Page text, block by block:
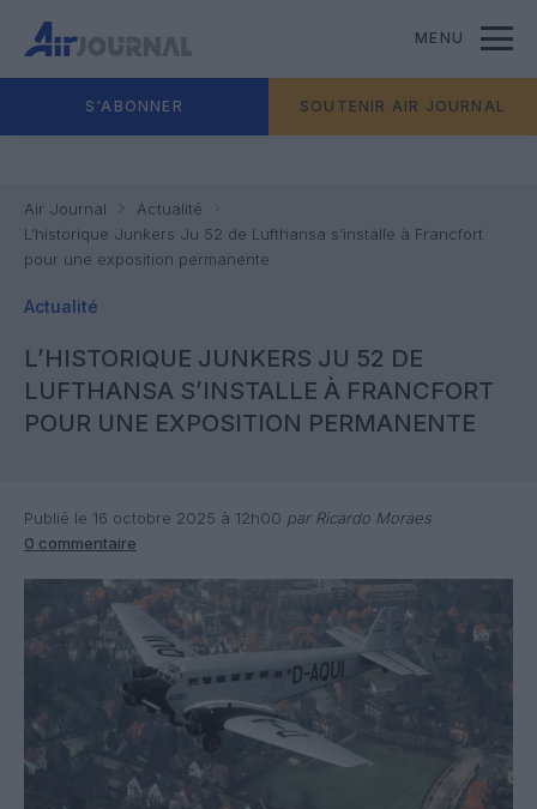
MENU
S'ABONNER SOUTENIR AIR JOURNAL
Air Journal
Actualité
L’historique Junkers Ju 52 de Lufthansa s’installe à Francfort
pour une exposition permanente
Actualité
L’HISTORIQUE JUNKERS JU 52 DE
LUFTHANSA S’INSTALLE À FRANCFORT
POUR UNE EXPOSITION PERMANENTE
Publié le 16 octobre 2025 à 12h00 par Ricardo Moraes
0 commentaire